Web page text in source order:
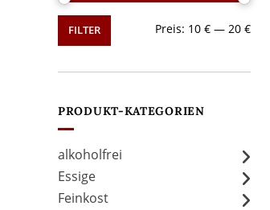
Min.
Max.
FILTER Preis: 10 €— 20 €
PRODUKT-KATEGORIEN
alkoholfrei
Essige
Feinkost